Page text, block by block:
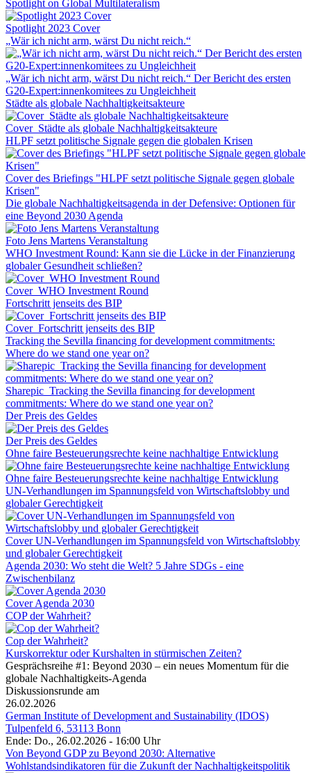
Spotlight on Global Multilateralism
Spotlight 2023 Cover
„Wär ich nicht arm, wärst Du nicht reich.“
„Wär ich nicht arm, wärst Du nicht reich.“ Der Bericht des ersten
G20-Expert:innenkomitees zu Ungleichheit
Städte als globale Nachhaltigkeitsakteure
Cover_Städte als globale Nachhaltigkeitsakteure
HLPF setzt politische Signale gegen die globalen Krisen
Cover des Briefings "HLPF setzt politische Signale gegen globale
Krisen"
Die globale Nachhaltigkeitsagenda in der Defensive: Optionen für
eine Beyond 2030 Agenda
Foto Jens Martens Veranstaltung
WHO Investment Round: Kann sie die Lücke in der Finanzierung
globaler Gesundheit schließen?
Cover_WHO Investment Round
Fortschritt jenseits des BIP
Cover_Fortschritt jenseits des BIP
Tracking the Sevilla financing for development commitments:
Where do we stand one year on?
Sharepic_Tracking the Sevilla financing for development
commitments: Where do we stand one year on?
Der Preis des Geldes
Der Preis des Geldes
Ohne faire Besteuerungsrechte keine nachhaltige Entwicklung
Ohne faire Besteuerungsrechte keine nachhaltige Entwicklung
UN-Verhandlungen im Spannungsfeld von Wirtschaftslobby und
globaler Gerechtigkeit
Cover UN-Verhandlungen im Spannungsfeld von Wirtschaftslobby
und globaler Gerechtigkeit
Agenda 2030: Wo steht die Welt? 5 Jahre SDGs - eine
Zwischenbilanz
Cover Agenda 2030
COP der Wahrheit?
Cop der Wahrheit?
Kurskorrektur oder Kurshalten in stürmischen Zeiten?
Gesprächsreihe #1: Beyond 2030 – ein neues Momentum für die
globale Nachhaltigkeits-Agenda
Diskussionsrunde am
26.02.2026
German Institute of Development and Sustainability (IDOS)
Tulpenfeld 6, 53113 Bonn
Ende: Do., 26.02.2026 - 16:00 Uhr
Von Beyond GDP zu Beyond 2030: Alternative
Wohlstandsindikatoren für die Zukunft der Nachhaltigkeitspolitik